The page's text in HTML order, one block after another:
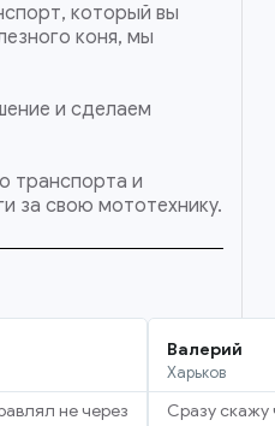
который вы
коня, мы
и сделаем
транспорта и
за свою мототехнику.
не через
Валерий
Харьков
Сразу скажу